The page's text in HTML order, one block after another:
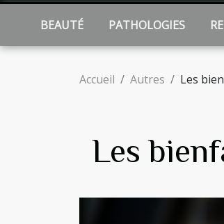
BEAUTÉ PATHOLOGIES
Accueil Autres Les
Les